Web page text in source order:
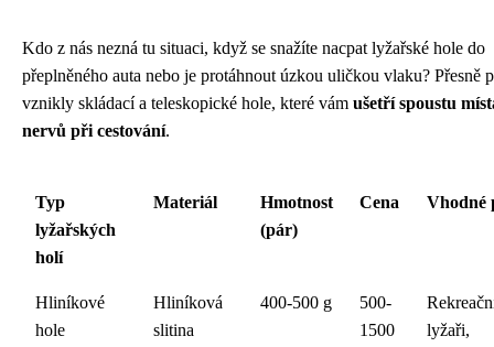
Kdo z nás nezná tu situaci, když se snažíte nacpat lyžařské hole do
přeplněného auta nebo je protáhnout úzkou uličkou vlaku? Přesně
vznikly skládací a teleskopické hole, které vám ušetří spoustu
nervů při cestování.
Typ
lyžařských
holí
Materiál
Hmotnost
(pár)
Cena Vhodné
Hliníkové
hole
Hliníková
slitina
400-500 g
500-
1500
lyžaři,